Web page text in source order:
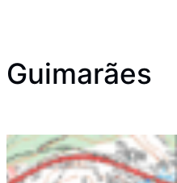
Guimarães